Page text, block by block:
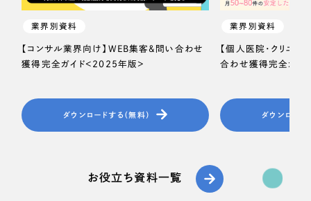
業界別資料
【コンサル業界向け】WEB集客＆問い合わせ
獲得完全ガイド＜2025年版＞
ダウンロードする（無料）
業界別資料
【個人医院・クリニッ
合わせ獲得完全ガイ
ダウンロード
お役立ち資料一覧